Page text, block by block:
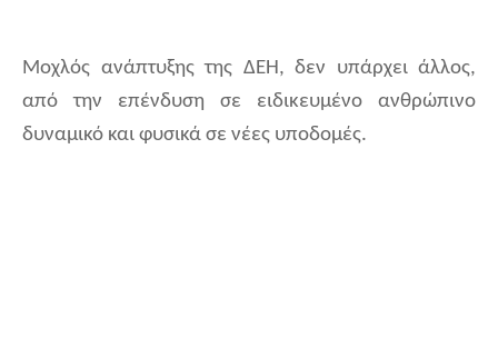
Μοχλός ανάπτυξης της ΔΕΗ, δεν υπάρχει άλλος,
από την επένδυση σε ειδικευμένο ανθρώπινο
δυναμικό και φυσικά σε νέες υποδομές.